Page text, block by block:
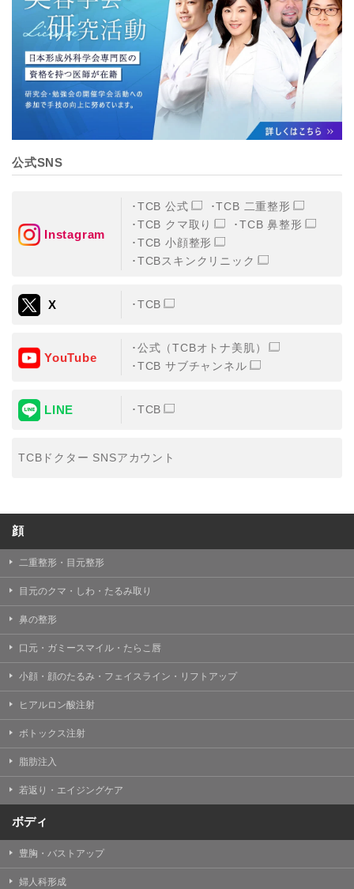
TCBグループは、取り扱う個人情報を、厳正な管理の下
に蓄積・保管し、当該個人情報への不正アクセス・紛
失・破壊・改ざんおよび漏洩等を防止するため、必要か
つ適切な組織的・人的・物理的・技術的防御措置を講じ
ます。
【個人情報の共同利用について】
TCBグループは、【利用目的】達成に必要な範囲で、取
得情報を共同して利用することがあります。
なお、共同利用にあたっては、一般社団法人メディカル
す。
一般社団法人メディカルアライアンス
①共同して利用される情報
②共同して利用する者の範囲
③共同利用する者の利用目的
【外部委託について】
おいて、取得情報の取扱いの全部または一部を外部の業
務委託先に委託することがあります。取得情報の取り扱
TCBグループは、個人情報保護法その他の法令により認
められる場合を除き、患者様の同意なしに、取得情報を
ん。
【個人情報の開示・訂正・利用停止について】
TCBグループは、本人の申し出により個人情報に関する
開示、訂正、更新、削除、利用停止その他お問い合わせ
について、これを適切に対応します。
【Cookie(クッキー)について】
Cookieは、一般的にインターネット閲覧を行う際、又は
の閲覧情報を記憶させておく機能です。
TCBグループでは、Cookie及び類似技術を使用して収集
を分析し、パフォーマンス改善や、WEBサイトを通じて
提供するサービスの向上・改善のため、Cookieを使用す
ることがあります。ご使用のブラウザによりCookieを無
ジが正しく表示されなくなる場合がありますのでご留意
ください。
公式SNS
Instagram
TCB 公式
TCB 二重整形
TCB クマ取り
TCB 鼻整形
TCB 小顔整形
TCBスキンクリニック
X TCB
YouTube
公式（TCBオトナ美肌）
TCB サブチャンネル
LINE TCB
TCBドクター SNSアカウント
顔
二重整形・目元整形
目元のクマ・しわ・たるみ取り
鼻の整形
口元・ガミースマイル・たらこ唇
小顔・顔のたるみ・フェイスライン・リフトアップ
ヒアルロン酸注射
ボトックス注射
脂肪注入
若返り・エイジングケア
ボディ
豊胸・バストアップ
婦人科形成